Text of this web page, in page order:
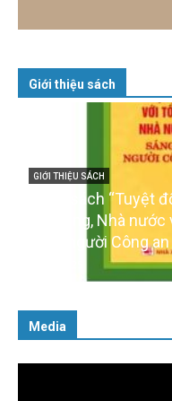
Giới thiệu sách
GIỚI THIỆU SÁCH
Ra mắt ba
của Đảng
16/01/2026
Media